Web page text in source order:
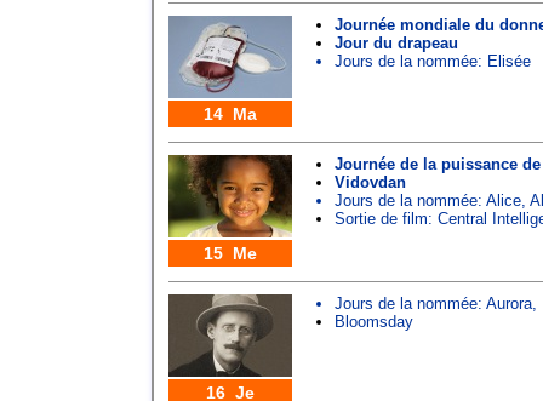
14 Ma
Journée mondiale du
Jour du drapeau
Jours de la nommée: Elisée
15 Me
Journée de la puissance
Vidovdan
Jours de la nommée: Alice,
Sortie de film: Central
16 Je
Jours de la nommée: Aurora,
Bloomsday